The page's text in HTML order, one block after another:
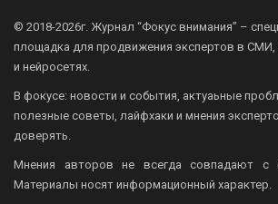
© 2018-2026г. Журнал “Фокус внимания” –
площадка для продвижения экспертов в СМИ,
и нейросетях.
В фокусе: новости и события, актуаьные
полезные советы, лайфхаки и мнения
доверять.
Мнения авторов не всегда совпадают с
Материалы носят информационный характер.